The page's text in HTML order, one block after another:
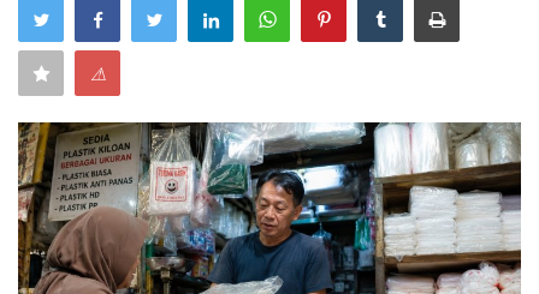
Pelanggaran
Ketertiban
Keamanan
Kejahatan
Cybers Event
⚠